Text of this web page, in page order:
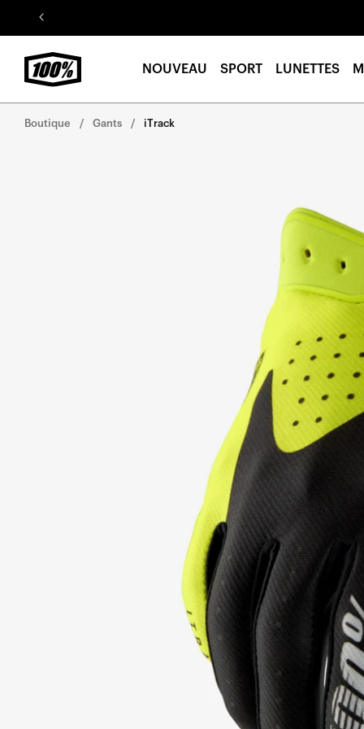
Aller au
contenu
NOUVEAU SPORT LUNETTES
Boutique Gants iTrack